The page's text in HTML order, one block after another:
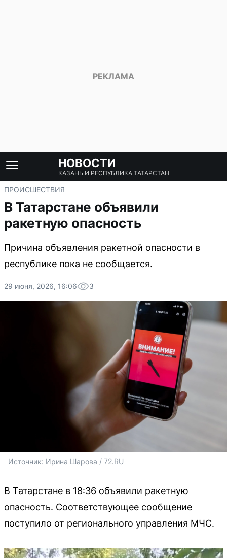
НОВОСТИ
КАЗАНЬ И РЕСПУБЛИКА ТАТАРСТАН
ПРОИСШЕСТВИЯ
В Татарстане объявили
ракетную опасность
Причина объявления ракетной опасности в
республике пока не сообщается.
29 июня, 2026, 16:06 3
Источник: Ирина Шарова / 72.RU
В Татарстане в 18:36 объявили ракетную
опасность. Соответствующее сообщение
поступило от регионального управления МЧС.